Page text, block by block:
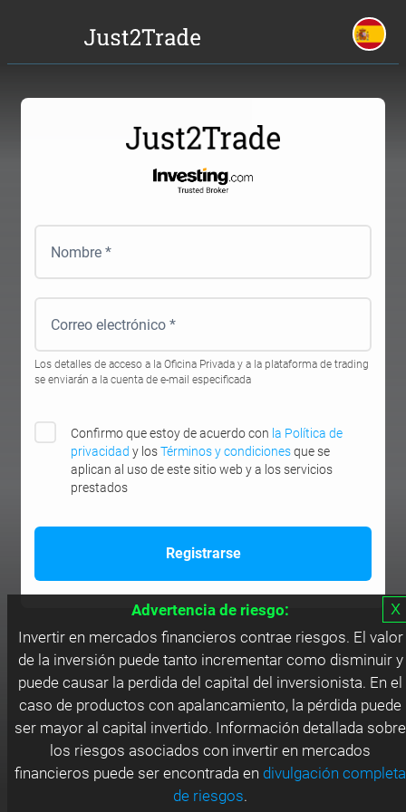
х
Advertencia de riesgo:
Invertir en mercados financieros contrae riesgos. El valor
de la inversión puede tanto incrementar como disminuir y
puede causar la perdida del capital del inversionista. En el
caso de productos con apalancamiento, la pérdida puede
ser mayor al capital invertido. Información detallada sobre
los riesgos asociados con invertir en mercados
financieros puede ser encontrada en divulgación completa
de riesgos.
Los detalles de acceso a la Oficina Privada y a la plataforma de trading
se enviarán a la cuenta de e-mail especificada
Confirmo que estoy de acuerdo con la Política de
privacidad y losTérminos y condicionesque se
aplican al uso de este sitio web y a los servicios
prestados